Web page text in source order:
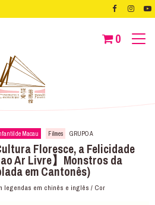
0
de Macau Filmes GRUPO A
Floresce, a Felicidade
Ar Livre】Monstros da
em Cantonês)
legendas em chinês e inglês / Cor